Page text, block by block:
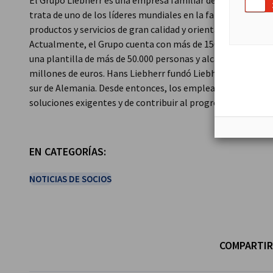
trata de uno de los líderes mundiales en la fabricación de
productos y servicios de gran calidad y orientados al uso
Actualmente, el Grupo cuenta con más de 150 filiales en
una plantilla de más de 50.000 personas y alcanzó una
millones de euros. Hans Liebherr fundó Liebherr en el
sur de Alemania. Desde entonces, los empleados trabajan
soluciones exigentes y de contribuir al progreso
EN CATEGORÍAS:
NOTICIAS DE SOCIOS
COMPARTIR